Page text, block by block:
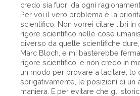
credo sia fuori da ogni
Per voi il vero problema è la
scientifico. Non vorrei citare libri in
rigore scientifico nelle cose
diverso da quelle scientifiche
Marc Bloch, e mi basterebbe
rigore scientifico, e non credo in
un modo per provare a tacitare, lo
sbrigativamente, le posizioni di un
maniera. E per evitare che gli